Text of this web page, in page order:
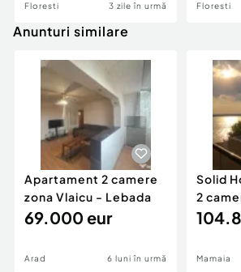
Floresti 3 zile în urmă Floresti
Anunturi similare
Apartament 2 camere
zona Vlaicu - Lebada
69.000 eur
Arad 6 luni în urmă
Solid
2
Mamaia